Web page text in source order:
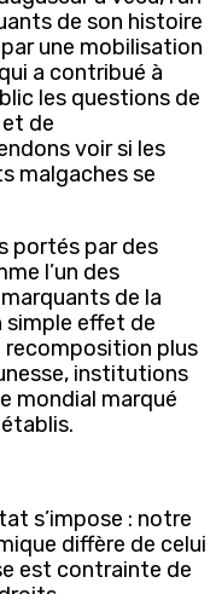
de son histoire
une mobilisation
a contribué à
les questions de
de
voir si les
malgaches se
portés par des
l’un des
de la
simple effet de
recomposition plus
institutions
mondial marqué
s’impose : notre
diffère de celui
est contrainte de